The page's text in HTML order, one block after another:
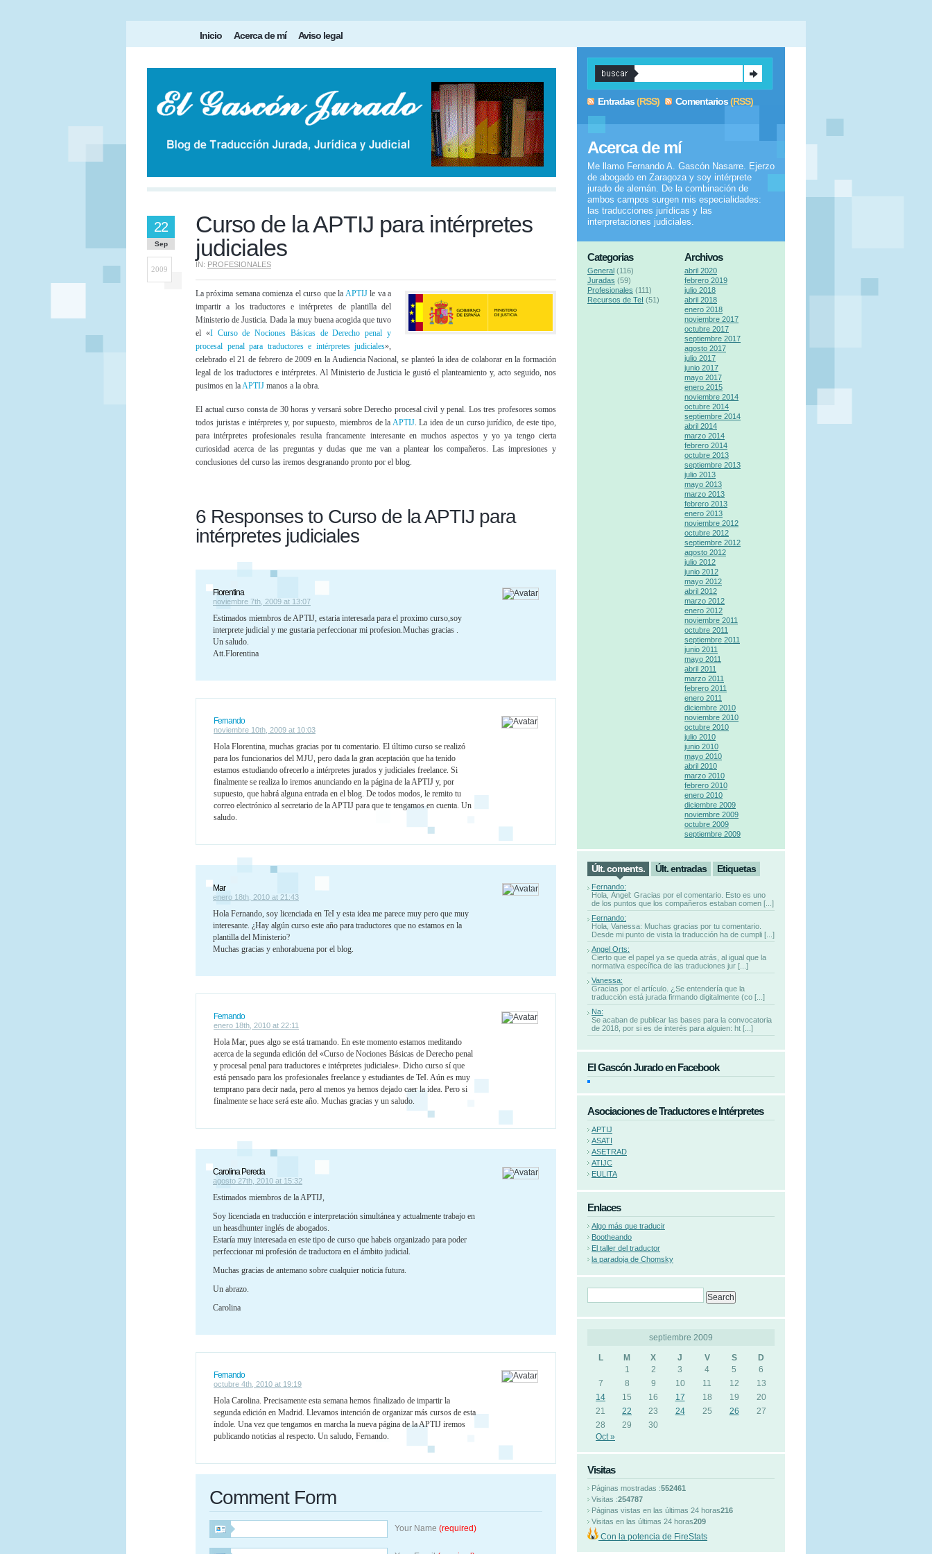
Inicio Acerca de mí Aviso legal
Curso de la APTIJ para intérpretes
judiciales
IN: PROFESIONALES
22
Sep
2009
La próxima semana comienza el curso que la APTIJle va a
impartir a los traductores e intérpretes de plantilla del
Ministerio de Justicia. Dada la muy buena acogida que tuvo
el «I Curso de Nociones Básicas de Derecho penal y
procesal penal para traductores e intérpretes judiciales»,
celebrado el 21 de febrero de 2009 en la Audiencia Nacional, se planteó la idea de colaborar en la formación
legal de los traductores e intérpretes. Al Ministerio de Justicia le gustó el planteamiento y, acto seguido, nos
pusimos en laAPTIJ manos a la obra.
El actual curso consta de 30 horas y versará sobre Derecho procesal civil y penal. Los tres profesores somos
todos juristas e intérpretes y, por supuesto, miembros de la APTIJ. La idea de un curso jurídico, de este tipo,
para intérpretes profesionales resulta francamente interesante en muchos aspectos y yo ya tengo cierta
curiosidad acerca de las preguntas y dudas que me van a plantear los compañeros. Las impresiones y
conclusiones del curso las iremos desgranando pronto por el blog.
6 Responses to Curso de la APTIJ para
intérpretes judiciales
Florentina
noviembre 7th, 2009 at 13:07
Estimados miembros de APTIJ, estaria interesada para el proximo curso,soy
interprete judicial y me gustaria perfeccionar mi profesion.Muchas gracias .
Un saludo.
Att.Florentina
Fernando
noviembre 10th, 2009 at 10:03
Hola Florentina, muchas gracias por tu comentario. El último curso se realizó
para los funcionarios del MJU, pero dada la gran aceptación que ha tenido
estamos estudiando ofrecerlo a intérpretes jurados y judiciales freelance. Si
finalmente se realiza lo iremos anunciando en la página de la APTIJ y, por
supuesto, que habrá alguna entrada en el blog. De todos modos, le remito tu
correo electrónico al secretario de la APTIJ para que te tengamos en cuenta. Un
saludo.
Mar
enero 18th, 2010 at 21:43
Hola Fernando, soy licenciada en TeI y esta idea me parece muy pero que muy
interesante. ¿Hay algún curso este año para traductores que no estamos en la
plantilla del Ministerio?
Muchas gracias y enhorabuena por el blog.
Fernando
enero 18th, 2010 at 22:11
Hola Mar, pues algo se está tramando. En este momento estamos meditando
acerca de la segunda edición del «Curso de Nociones Básicas de Derecho penal
y procesal penal para traductores e intérpretes judiciales». Dicho curso sí que
está pensado para los profesionales freelance y estudiantes de TeI. Aún es muy
temprano para decir nada, pero al menos ya hemos dejado caer la idea. Pero si
finalmente se hace será este año. Muchas gracias y un saludo.
Carolina Pereda
agosto 27th, 2010 at 15:32
Estimados miembros de la APTIJ,
Soy licenciada en traducción e interpretación simultánea y actualmente trabajo en
un heasdhunter inglés de abogados.
Estaría muy interesada en este tipo de curso que habeis organizado para poder
perfeccionar mi profesión de traductora en el ámbito judicial.
Muchas gracias de antemano sobre cualquier noticia futura.
Un abrazo.
Carolina
Fernando
octubre 4th, 2010 at 19:19
Hola Carolina. Precisamente esta semana hemos finalizado de impartir la
segunda edición en Madrid. Llevamos intención de organizar más cursos de esta
índole. Una vez que tengamos en marcha la nueva página de la APTIJ iremos
publicando noticias al respecto. Un saludo, Fernando.
Comment Form
Your Name (required)
Entradas(RSS) Comentarios(RSS)
Acerca de mí
Me llamo Fernando A. Gascón Nasarre. Ejerzo
de abogado en Zaragoza y soy intérprete
jurado de alemán. De la combinación de
ambos campos surgen mis especialidades:
las traducciones jurídicas y las
interpretaciones judiciales.
Categorias
General (116)
Juradas (59)
Profesionales (111)
Recursos de TeI (51)
Archivos
abril 2020
febrero 2019
julio 2018
abril 2018
enero 2018
noviembre 2017
octubre 2017
septiembre 2017
agosto 2017
julio 2017
junio 2017
mayo 2017
enero 2015
noviembre 2014
octubre 2014
septiembre 2014
abril 2014
marzo 2014
febrero 2014
octubre 2013
septiembre 2013
julio 2013
mayo 2013
marzo 2013
febrero 2013
enero 2013
noviembre 2012
octubre 2012
septiembre 2012
agosto 2012
julio 2012
junio 2012
mayo 2012
abril 2012
marzo 2012
enero 2012
noviembre 2011
octubre 2011
septiembre 2011
junio 2011
mayo 2011
abril 2011
marzo 2011
febrero 2011
enero 2011
diciembre 2010
noviembre 2010
octubre 2010
julio 2010
junio 2010
mayo 2010
abril 2010
marzo 2010
febrero 2010
enero 2010
diciembre 2009
noviembre 2009
octubre 2009
septiembre 2009
Últ. coments. Últ. entradas Etiquetas
Fernando:
Hola, Ángel: Gracias por el comentario. Esto es uno
de los puntos que los compañeros estaban comen [...]
Fernando:
Hola, Vanessa: Muchas gracias por tu comentario.
Desde mi punto de vista la traducción ha de cumpli [...]
Angel Orts:
Cierto que el papel ya se queda atrás, al igual que la
normativa específica de las traduciones jur [...]
Vanessa:
Gracias por el artículo. ¿Se entendería que la
traducción está jurada firmando digitalmente (co [...]
Na:
Se acaban de publicar las bases para la convocatoria
de 2018, por si es de interés para alguien: ht [...]
El Gascón Jurado en Facebook
Asociaciones de Traductores e Intérpretes
APTIJ
ASATI
ASETRAD
ATIJC
EULITA
Enlaces
Algo más que traducir
Bootheando
El taller del traductor
la paradoja de Chomsky
septiembre 2009
L M X J V S
D
1
2 3 4 5
6
7
8 9 10 11 12
13
14
15 16 17 18 19
20
21
22 23 24 25 26
27
28
29
30
Oct »
Visitas
Páginas mostradas :552461
Visitas :254787
Páginas vistas en las últimas 24 horas216
Visitas en las últimas 24 horas209
Con la potencia de FireStats